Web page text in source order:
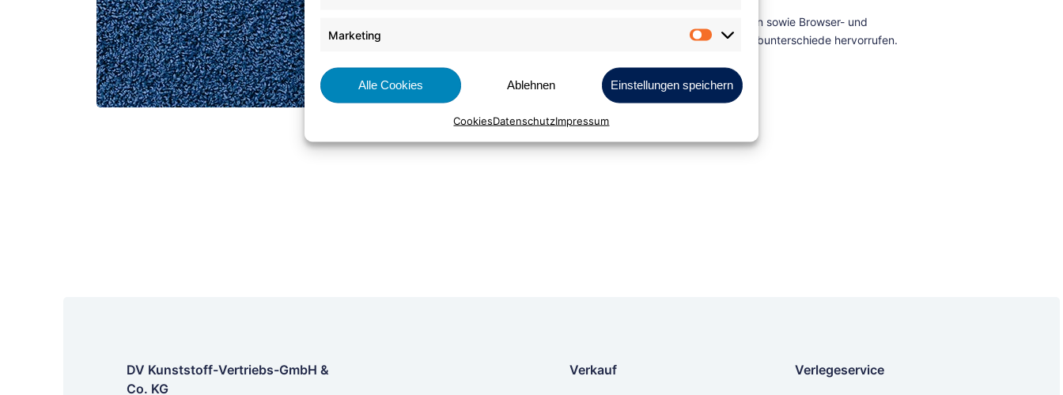
Marketing Marketing
Alle Cookies Ablehnen Einstellungen speichern
CookiesDatenschutzImpressum
Bestellen
DV Kunststoff-Vertriebs-GmbH &
Co. KG
Verkauf Verlegeservice